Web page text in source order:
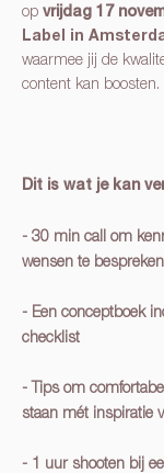
op vrijdag 17
Label in
waarmee jij de
content kan boosten.
Dit is wat je kan
- 30 min call om
wensen te bespreken
- Een conceptboek
checklist
- Tips om
staan mét inspiratie
- 1 uur shooten bij